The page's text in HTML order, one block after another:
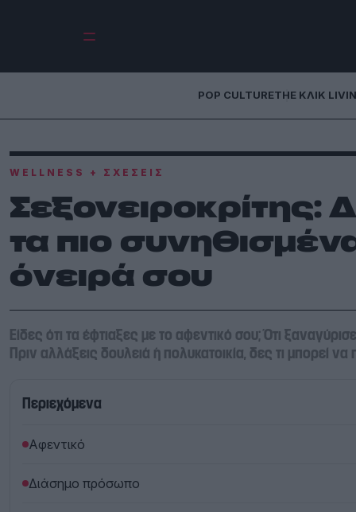
POP CULTURETHE ΚΛΙΚ
WELLNESS + ΣΧΈΣΕΙΣ
Σεξονειροκρίτης:
τα πιο
όνειρά σου
Είδες ότι τα έφτιαξες με το αφεντικό σου; Ότι
Πριν αλλάξεις δουλειά ή πολυκατοικία, δες τι μπορεί
Περιεχόμενα
Αφεντικό
Διάσημο πρόσωπο